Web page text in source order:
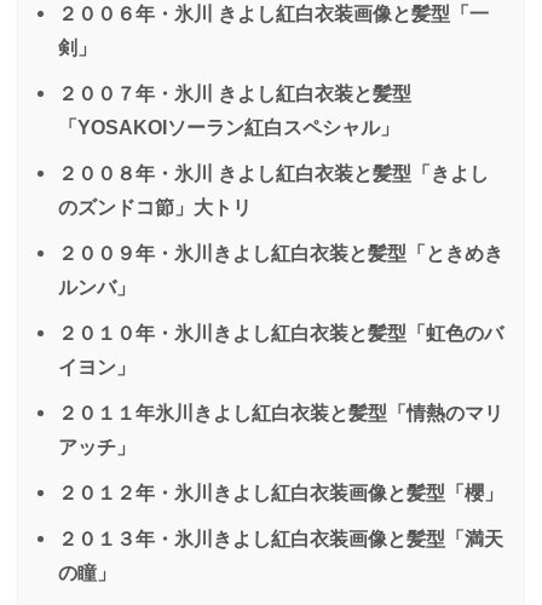
２００６年・氷川 きよし紅白衣装画像と髪型「一
剣」
２００７年・氷川 きよし紅白衣装と髪型
「YOSAKOIソーラン紅白スペシャル」
２００８年・氷川 きよし紅白衣装と髪型「きよし
のズンドコ節」大トリ
２００９年・氷川きよし紅白衣装と髪型「ときめき
ルンバ」
２０１０年・氷川きよし紅白衣装と髪型「虹色のバ
イヨン」
２０１１年氷川きよし紅白衣装と髪型「情熱のマリ
アッチ」
２０１２年・氷川きよし紅白衣装画像と髪型「櫻」
２０１３年・氷川きよし紅白衣装画像と髪型「満天
の瞳」